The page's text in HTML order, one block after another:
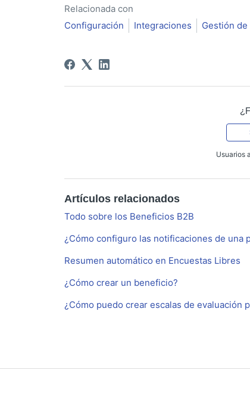
Relacionada con
Configuración
Integraciones Gestión
Usuarios
Artículos relacionados
Todo sobre los Beneficios B2B
¿Cómo configuro las notificaciones de una
Resumen automático en Encuestas Libres
¿Cómo crear un beneficio?
¿Cómo puedo crear escalas de evaluación